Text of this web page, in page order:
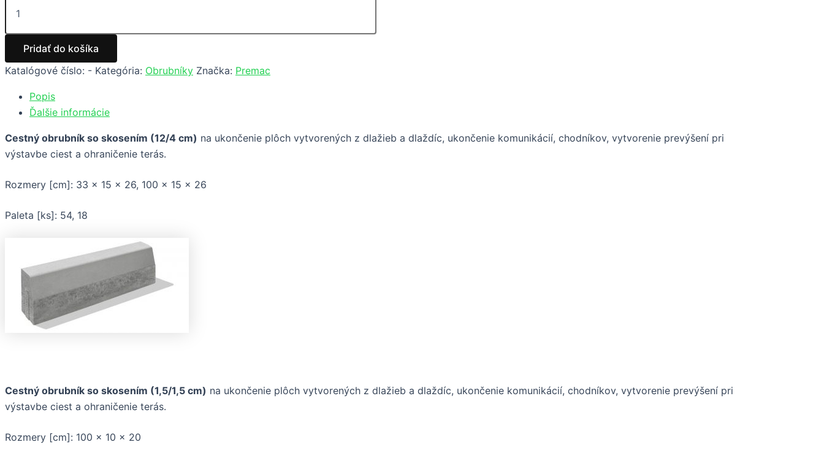
Pridať do košíka
Katalógové číslo: - Kategória: Obrubníky Značka: Premac
Popis
Ďalšie informácie
Cestný obrubník so skosením (12/4 cm) na ukončenie plôch vytvorených z dlažieb a dlaždíc, ukončenie komunikácií, chodníkov, vytvorenie prevýšení pri
výstavbe ciest a ohraničenie terás.
Rozmery [cm]: 33 x 15 x 26, 100 x 15 x 26
Paleta [ks]: 54, 18
Cestný obrubník so skosením (1,5/1,5 cm) na ukončenie plôch vytvorených z dlažieb a dlaždíc, ukončenie komunikácií, chodníkov, vytvorenie prevýšení pri
výstavbe ciest a ohraničenie terás.
Rozmery [cm]: 100 x 10 x 20